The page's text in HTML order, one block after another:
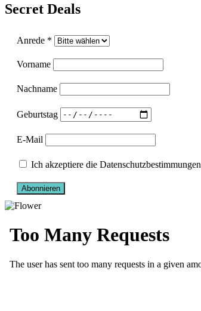
Secret Deals
Anrede *
Vorname
Nachname
Geburtstag
E-Mail
Ich akzeptiere die Datenschutzbestimmungen
Abonnieren